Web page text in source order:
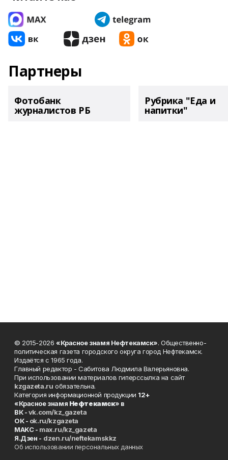
Партнеры
Фотобанк
журналистов РБ
Рубрика "Еда и
напитки"
© 2015-2026 «Красное знамя Нефтекамск». Общественно-
политическая газета городского округа город Нефтекамск.
Издаётся с 1965 года.
Главный редактор - Сабитова Людмила Валерьяновна.
При использовании материалов гиперссылка на сайт
kzgazeta.ru обязательна.
Категория информационной продукции 12+
«Красное знамя Нефтекамск» в
ВК -vk.com/kz_gazeta
ОК - ok.ru/kzgazeta
MAKC - max.ru/kz_gazeta
Я.Дзен - dzen.ru/neftekamskkz
Об использовании персональных данных